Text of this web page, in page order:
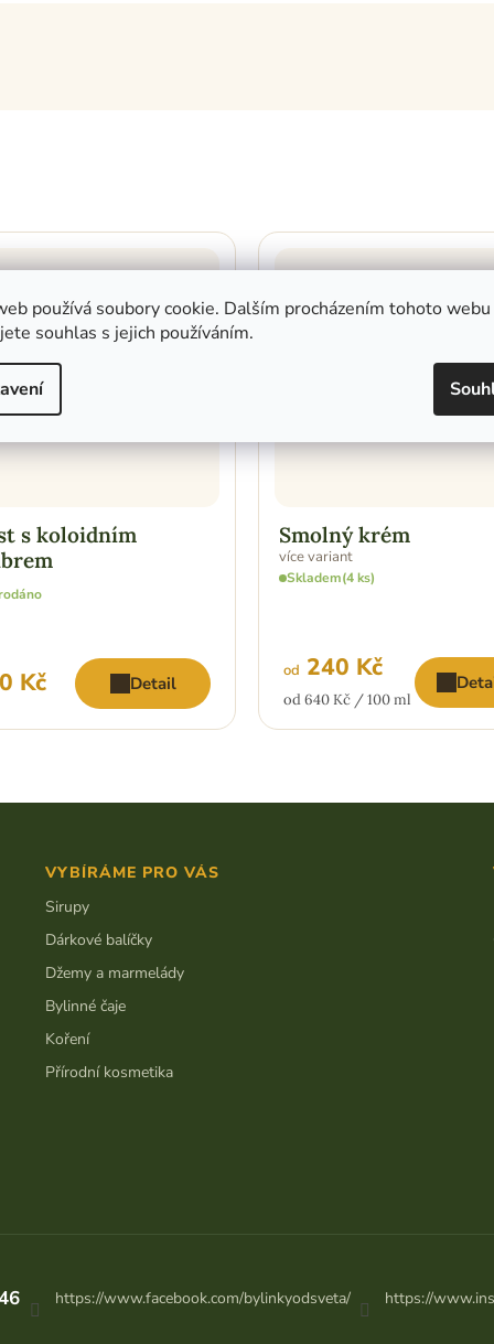
používá soubory cookie. Dalším procházením tohoto webu
souhlas s jejich používáním.
s koloidním
Kč Detail
Smolný krém
více variant
Skladem(4 ks)
od 240 Kč
Měrná
od 640 Kč / 100 ml
https://www.facebook.com/bylinkyodsveta/
https://
VYBÍRÁME PRO VÁS
Sirupy
Dárkové balíčky
Džemy a marmelády
Bylinné čaje
Koření
Přírodní kosmetika